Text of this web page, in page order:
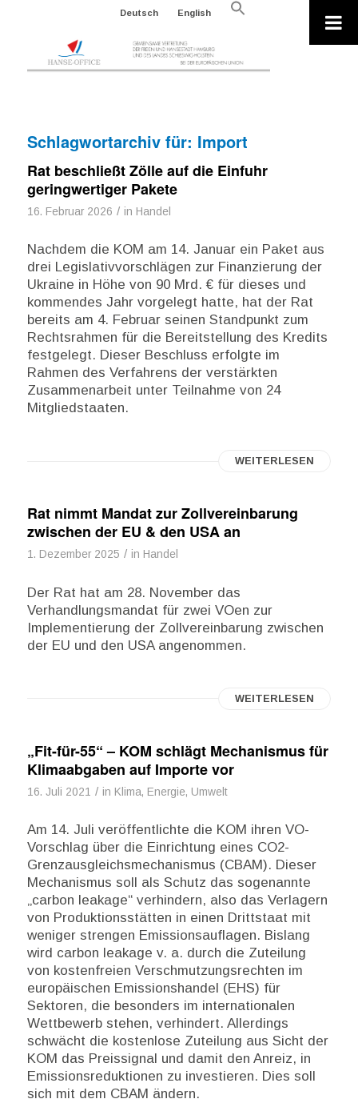
Deutsch English
Search
Schlagwortarchiv für: Import
Rat beschließt Zölle auf die Einfuhr
geringwertiger Pakete
16. Februar 2026 / in Handel
Nachdem die KOM am 14. Januar ein Paket aus
drei Legislativvorschlägen zur Finanzierung der
Ukraine in Höhe von 90 Mrd. € für dieses und
kommendes Jahr vorgelegt hatte, hat der Rat
bereits am 4. Februar seinen Standpunkt zum
Rechtsrahmen für die Bereitstellung des Kredits
festgelegt. Dieser Beschluss erfolgte im
Rahmen des Verfahrens der verstärkten
Zusammenarbeit unter Teilnahme von 24
Mitgliedstaaten.
WEITERLESEN
Rat nimmt Mandat zur Zollvereinbarung
zwischen der EU & den USA an
1. Dezember 2025 / in Handel
Der Rat hat am 28. November das
Verhandlungsmandat für zwei VOen zur
Implementierung der Zollvereinbarung zwischen
der EU und den USA angenommen.
WEITERLESEN
„Fit-für-55“ – KOM schlägt Mechanismus für
Klimaabgaben auf Importe vor
16. Juli 2021 / in Klima, Energie, Umwelt
Am 14. Juli veröffentlichte die KOM ihren VO-
Vorschlag über die Einrichtung eines CO2-
Grenzausgleichsmechanismus (CBAM). Dieser
Mechanismus soll als Schutz das sogenannte
„carbon leakage“ verhindern, also das Verlagern
von Produktionsstätten in einen Drittstaat mit
weniger strengen Emissionsauflagen. Bislang
wird carbon leakage v. a. durch die Zuteilung
von kostenfreien Verschmutzungsrechten im
europäischen Emissionshandel (EHS) für
Sektoren, die besonders im internationalen
Wettbewerb stehen, verhindert. Allerdings
schwächt die kostenlose Zuteilung aus Sicht der
KOM das Preissignal und damit den Anreiz, in
Emissionsreduktionen zu investieren. Dies soll
sich mit dem CBAM ändern.